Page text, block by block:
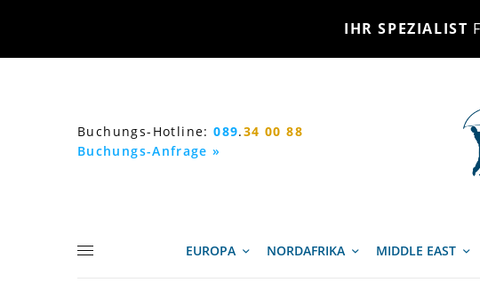
IHR SPEZIALIST
Buchungs-Hotline:089.34 00 88
Buchungs-Anfrage »
EUROPA NORDAFRIKA MIDDLE EAST